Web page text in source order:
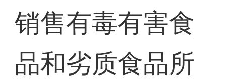
销售有毒有害食
品和劣质食品所